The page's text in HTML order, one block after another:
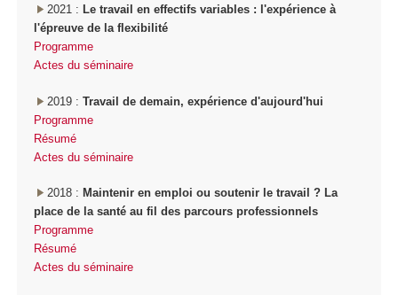
2021 : Le travail en effectifs variables : l'expérience à
l'épreuve de la flexibilité
Programme
Actes du séminaire
2019 : Travail de demain, expérience d'aujourd'hui
Programme
Résumé
Actes du séminaire
2018 : Maintenir en emploi ou soutenir le travail ? La
place de la santé au fil des parcours professionnels
Programme
Résumé
Actes du séminaire